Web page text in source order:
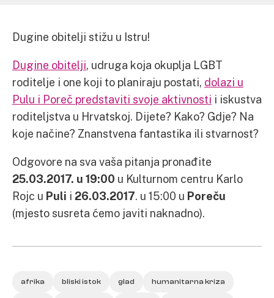
Dugine obitelji stižu u Istru!
Dugine obitelji, udruga koja okuplja LGBT
roditelje i one koji to planiraju postati, dolazi u
Pulu i Poreč predstaviti svoje aktivnosti i iskustva
roditeljstva u Hrvatskoj. Dijete? Kako? Gdje? Na
koje načine? Znanstvena fantastika ili stvarnost?
Odgovore na sva vaša pitanja pronađite
25.03.2017. u 19:00 u Kulturnom centru Karlo
Rojc u Puli i 26.03.2017. u 15:00 u Poreču
(mjesto susreta ćemo javiti naknadno).
afrika bliski istok glad humanitarna kriza